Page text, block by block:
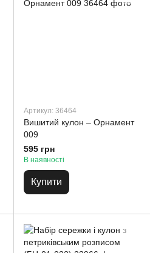
Артикул: 36464
Вишитий кулон – Орнамент
009
595 грн
В наявності
Купити